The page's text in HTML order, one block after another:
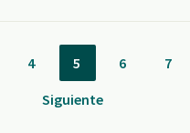
4 5 6
7
Siguiente